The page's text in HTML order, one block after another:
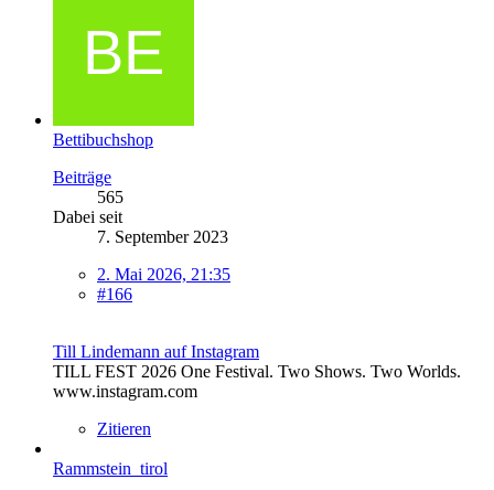
Bettibuchshop
Beiträge
565
Dabei seit
7. September 2023
2. Mai 2026, 21:35
#166
Till Lindemann auf Instagram
TILL FEST 2026 One Festival. Two Shows. Two Worlds.
www.instagram.com
Zitieren
Rammstein_tirol